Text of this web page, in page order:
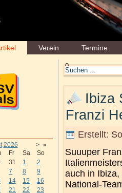
Verein Termine
2026 > »
Fr Sa
So
31 1
2
7 8
9
14 15
16
21 22
23
0
Ibiza
Franzi
Erstellt:
Suuuper
auch in
National-